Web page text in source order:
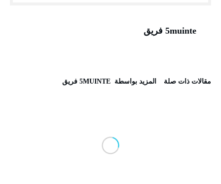
5muinte فريق
‫مقالات ذات صلة‬ ‫‫المزيد بواسطة‬ ‬ 5MUINTE فريق